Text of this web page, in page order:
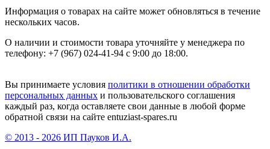
Информация о товарах на сайте может обновляться в течение
нескольких часов.
О наличии и стоимости товара уточняйте у менеджера по
телефону: +7 (967) 024-41-94 с 9:00 до 18:00.
Вы принимаете условия политики в отношении обработки
персональных данных и пользовательского соглашения
каждый раз, когда оставляете свои данные в любой форме
обратной связи на сайте entuziast-spares.ru
© 2013 - 2026 ИП Пауков И.А.